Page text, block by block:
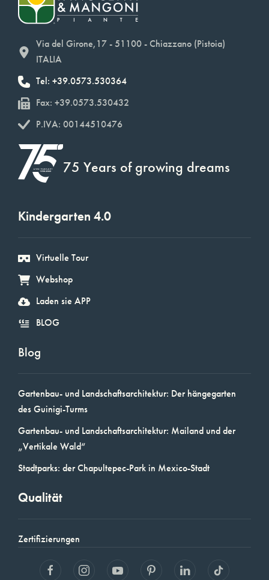
Via del Girone,17 - 51100 - Chiazzano (Pistoia)
ITALIA
Tel: +39.0573.530364
Fax: +39.0573.530432
P.IVA: 00144510476
75 Years of growing dreams
Kindergarten 4.0
Virtuelle Tour
Webshop
Laden sie APP
BLOG
Blog
Gartenbau- und Landschaftsarchitektur: Der hängegarten
des Guinigi-Turms
Gartenbau- und Landschaftsarchitektur: Mailand und der
„Vertikale Wald“
Stadtparks: der Chapultepec-Park in Mexico-Stadt
Qualität
Zertifizierungen